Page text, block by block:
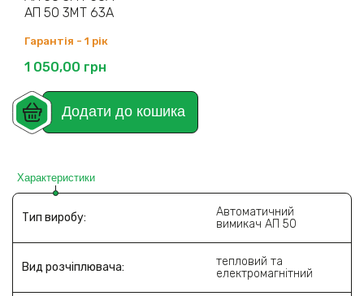
АП 50 3МТ 63А
Гарантія - 1 рік
1 050,00 грн
Додати до кошика
Характеристики
Тип виробу:
Автоматичний
вимикач АП 50
Вид розчіплювача:
тепловий та
електромагнітний